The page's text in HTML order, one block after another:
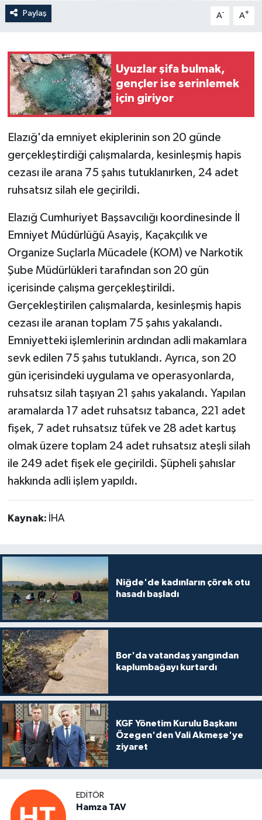
Paylaş A- A+
Uyuzlar şifa bulmak,
gençler ise serinlemek
için giriyor
Elazığ'da emniyet ekiplerinin son 20 günde
gerçekleştirdiği çalışmalarda, kesinleşmiş hapis
cezası ile arana 75 şahıs tutuklanırken, 24 adet
ruhsatsız silah ele geçirildi.
Elazığ Cumhuriyet Başsavcılığı koordinesinde İl
Emniyet Müdürlüğü Asayiş, Kaçakçılık ve
Organize Suçlarla Mücadele (KOM) ve Narkotik
Şube Müdürlükleri tarafından son 20 gün
içerisinde çalışma gerçekleştirildi.
Gerçekleştirilen çalışmalarda, kesinleşmiş hapis
cezası ile aranan toplam 75 şahıs yakalandı.
Emniyetteki işlemlerinin ardından adli makamlara
sevk edilen 75 şahıs tutuklandı. Ayrıca, son 20
gün içerisindeki uygulama ve operasyonlarda,
ruhsatsız silah taşıyan 21 şahıs yakalandı. Yapılan
aramalarda 17 adet ruhsatsız tabanca, 221 adet
fişek, 7 adet ruhsatsız tüfek ve 28 adet kartuş
olmak üzere toplam 24 adet ruhsatsız ateşli silah
ile 249 adet fişek ele geçirildi. Şüpheli şahıslar
hakkında adli işlem yapıldı.
Kaynak: İHA
Niğde'de kadınların çörek otu
hasadı başladı
Bor'da vatandaş yangından
kaplumbağayı kurtardı
KGF Yönetim Kurulu Başkanı
Özegen'den Vali Akmeşe'ye
ziyaret
EDITÖR
Hamza TAV